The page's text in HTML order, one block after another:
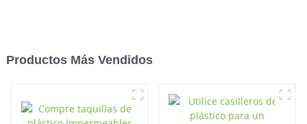
Productos Más Vendidos